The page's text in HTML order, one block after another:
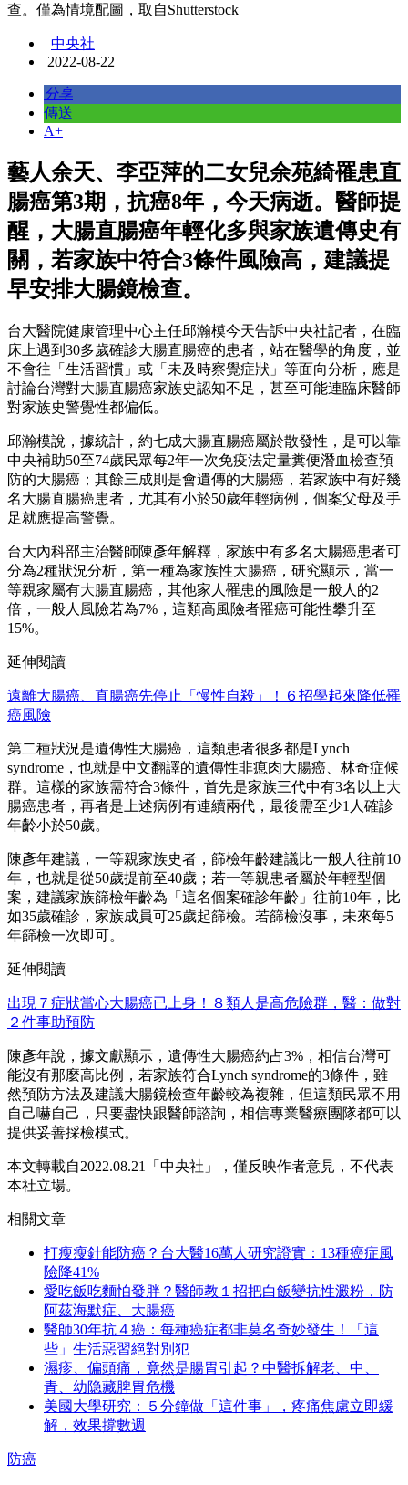
查。僅為情境配圖，取自Shutterstock
中央社
2022-08-22
分享
傳送
A+
藝人余天、李亞萍的二女兒余苑綺罹患直
腸癌第3期，抗癌8年，今天病逝。醫師提
醒，大腸直腸癌年輕化多與家族遺傳史有
關，若家族中符合3條件風險高，建議提
早安排大腸鏡檢查。
台大醫院健康管理中心主任邱瀚模今天告訴中央社記者，在臨
床上遇到30多歲確診大腸直腸癌的患者，站在醫學的角度，並
不會往「生活習慣」或「未及時察覺症狀」等面向分析，應是
討論台灣對大腸直腸癌家族史認知不足，甚至可能連臨床醫師
對家族史警覺性都偏低。
邱瀚模說，據統計，約七成大腸直腸癌屬於散發性，是可以靠
中央補助50至74歲民眾每2年一次免疫法定量糞便潛血檢查預
防的大腸癌；其餘三成則是會遺傳的大腸癌，若家族中有好幾
名大腸直腸癌患者，尤其有小於50歲年輕病例，個案父母及手
足就應提高警覺。
台大內科部主治醫師陳彥年解釋，家族中有多名大腸癌患者可
分為2種狀況分析，第一種為家族性大腸癌，研究顯示，當一
等親家屬有大腸直腸癌，其他家人罹患的風險是一般人的2
倍，一般人風險若為7%，這類高風險者罹癌可能性攀升至
15%。
延伸閱讀
遠離大腸癌、直腸癌先停止「慢性自殺」！６招學起來降低罹
癌風險
第二種狀況是遺傳性大腸癌，這類患者很多都是Lynch
syndrome，也就是中文翻譯的遺傳性非瘜肉大腸癌、林奇症候
群。這樣的家族需符合3條件，首先是家族三代中有3名以上大
腸癌患者，再者是上述病例有連續兩代，最後需至少1人確診
年齡小於50歲。
陳彥年建議，一等親家族史者，篩檢年齡建議比一般人往前10
年，也就是從50歲提前至40歲；若一等親患者屬於年輕型個
案，建議家族篩檢年齡為「這名個案確診年齡」往前10年，比
如35歲確診，家族成員可25歲起篩檢。若篩檢沒事，未來每5
年篩檢一次即可。
延伸閱讀
出現７症狀當心大腸癌已上身！８類人是高危險群，醫：做對
２件事助預防
陳彥年說，據文獻顯示，遺傳性大腸癌約占3%，相信台灣可
能沒有那麼高比例，若家族符合Lynch syndrome的3條件，雖
然預防方法及建議大腸鏡檢查年齡較為複雜，但這類民眾不用
自己嚇自己，只要盡快跟醫師諮詢，相信專業醫療團隊都可以
提供妥善採檢模式。
本文轉載自2022.08.21「中央社」，僅反映作者意見，不代表
本社立場。
相關文章
打瘦瘦針能防癌？台大醫16萬人研究證實：13種癌症風
險降41%
愛吃飯吃麵怕發胖？醫師教１招把白飯變抗性澱粉，防
阿茲海默症、大腸癌
醫師30年抗４癌：每種癌症都非莫名奇妙發生！「這
些」生活惡習絕對別犯
濕疹、偏頭痛，竟然是腸胃引起？中醫拆解老、中、
青、幼隐藏脾胃危機
美國大學研究：５分鐘做「這件事」，疼痛焦慮立即緩
解，效果撐數週
防癌